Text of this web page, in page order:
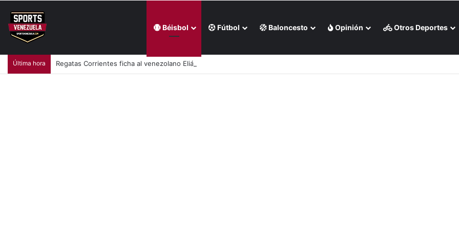
Béisbol Fútbol Baloncesto Opinión Otros Deportes
Última hora Regatas Corrientes ficha al venezolano Elián Centeno